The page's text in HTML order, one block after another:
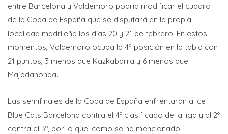
entre Barcelona y Valdemoro podría modificar el cuadro
de la Copa de España que se disputará en la propia
localidad madrileña los días 20 y 21 de febrero. En estos
momentos, Valdemoro ocupa la 4ª posición en la tabla con
21 puntos, 3 menos que Kazkabarra y 6 menos que
Majadahonda.
Las semifinales de la Copa de España enfrentarán a Ice
Blue Cats Barcelona contra el 4º clasificado de la liga y al 2º
contra el 3º, por lo que, como se ha mencionado